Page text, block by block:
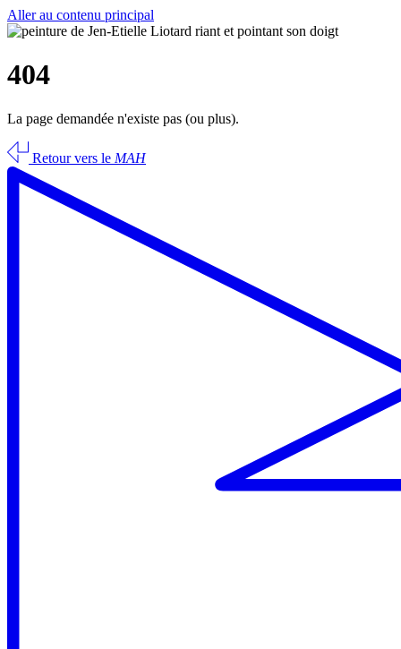
Aller au contenu principal
404
La page demandée n'existe pas (ou plus).
Retour vers le MAH